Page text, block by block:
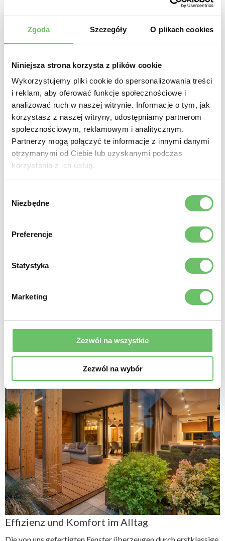
Zgoda Szczegóły O plikach cookies
Niniejsza strona korzysta z plików cookie
Wykorzystujemy pliki cookie do spersonalizowania treści
i reklam, aby oferować funkcje społecznościowe i
analizować ruch w naszej witrynie. Informacje o tym, jak
korzystasz z naszej witryny, udostępniamy partnerom
społecznościowym, reklamowym i analitycznym.
Partnerzy mogą połączyć te informacje z innymi danymi
otrzymanymi od Ciebie lub uzyskanymi podczas
korzystania z ich usług.
zgody
Niezbędne
Preferencje
Statystyka
Marketing
Zezwól na wszystkie
Zezwól na wybór
was garantiert, dass das verwendete Holz aus nachhaltig
bewirtschafteten Wäldern stammt. Auf diese Weise
höchsten Qualitätsanspruch miteinander vereinen.
Effizienz und Komfort im Alltag